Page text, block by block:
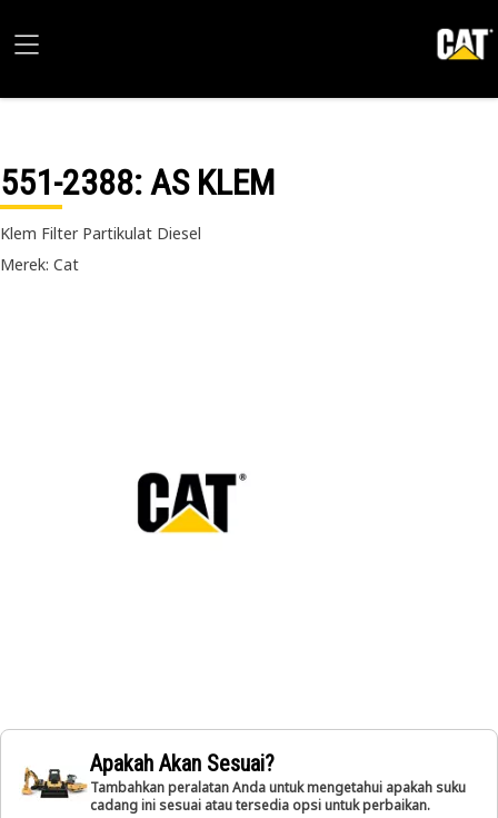
551-2388: AS KLEM
Klem Filter Partikulat Diesel
Merek: Cat
Apakah Akan Sesuai?
Tambahkan peralatan Anda untuk mengetahui apakah suku
cadang ini sesuai atau tersedia opsi untuk perbaikan.